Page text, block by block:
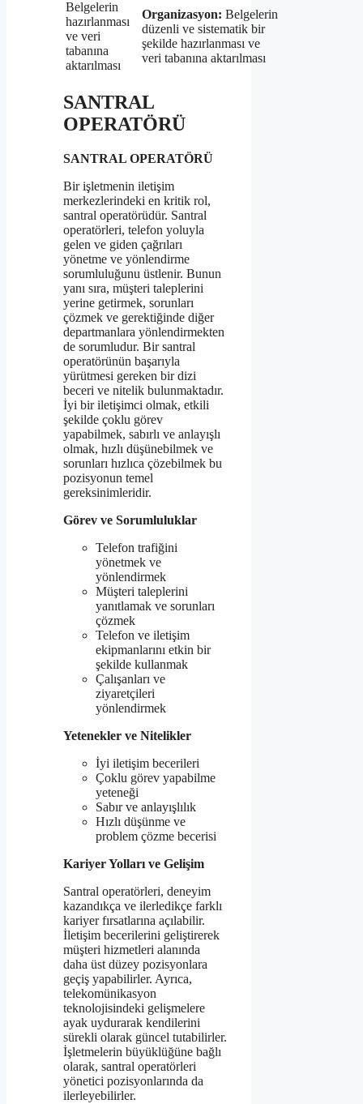
Belgelerin
hazırlanması
ve veri
tabanına
aktarılması
Organizasyon: Belgelerin
düzenli ve sistematik bir
şekilde hazırlanması ve
veri tabanına aktarılması
SANTRAL
OPERATÖRÜ
SANTRAL OPERATÖRÜ
Bir işletmenin iletişim
merkezlerindeki en kritik rol,
santral operatörüdür. Santral
operatörleri, telefon yoluyla
gelen ve giden çağrıları
yönetme ve yönlendirme
sorumluluğunu üstlenir. Bunun
yanı sıra, müşteri taleplerini
yerine getirmek, sorunları
çözmek ve gerektiğinde diğer
departmanlara yönlendirmekten
de sorumludur. Bir santral
operatörünün başarıyla
yürütmesi gereken bir dizi
beceri ve nitelik bulunmaktadır.
İyi bir iletişimci olmak, etkili
şekilde çoklu görev
yapabilmek, sabırlı ve anlayışlı
olmak, hızlı düşünebilmek ve
sorunları hızlıca çözebilmek bu
pozisyonun temel
gereksinimleridir.
Görev ve Sorumluluklar
Telefon trafiğini
yönetmek ve
yönlendirmek
Müşteri taleplerini
yanıtlamak ve sorunları
çözmek
Telefon ve iletişim
ekipmanlarını etkin bir
şekilde kullanmak
Çalışanları ve
ziyaretçileri
yönlendirmek
Yetenekler ve Nitelikler
İyi iletişim becerileri
Çoklu görev yapabilme
yeteneği
Sabır ve anlayışlılık
Hızlı düşünme ve
problem çözme becerisi
Kariyer Yolları ve Gelişim
Santral operatörleri, deneyim
kazandıkça ve ilerledikçe farklı
kariyer fırsatlarına açılabilir.
İletişim becerilerini geliştirerek
müşteri hizmetleri alanında
daha üst düzey pozisyonlara
geçiş yapabilirler. Ayrıca,
telekomünikasyon
teknolojisindeki gelişmelere
ayak uydurarak kendilerini
sürekli olarak güncel tutabilirler.
İşletmelerin büyüklüğüne bağlı
olarak, santral operatörleri
yönetici pozisyonlarında da
ilerleyebilirler.